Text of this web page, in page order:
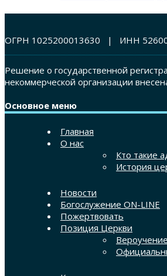
ОГРН 1025200013630 | ИНН
Решение о государственной
некоммерческой организации
Основное меню
Главная
О нас
Кто такие
История
Новости
Богослужение ON-LINE
Пожертвовать
Позиция Церкви
Вероучение